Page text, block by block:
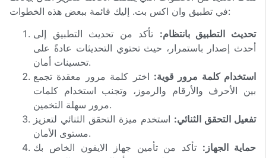
في تطبيق وان اكس بت. إليك قائمة ببعض هذه الخطوات:
تحديث التطبيق بانتظام: تأكد من تحديث التطبيق إلى
أحدث إصدار باستمرار، حيث تحتوي التحديثات عادةً على
تحسينات أمان.
استخدام كلمة مرور قوية: اختر كلمة مرور معقدة تجمع
بين الأحرف والأرقام والرموز، وتجنب استخدام كلمات
مرور سهلة التخمين.
تفعيل التحقق الثنائي: استخدم ميزة التحقق الثنائي لتعزيز
مستوى الأمان.
حماية الجهاز: تأكد من تأمين جهاز الايفون الخاص بك